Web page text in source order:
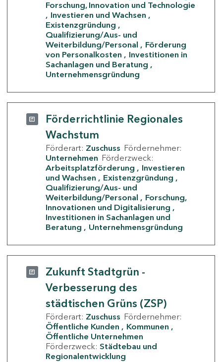
Forschung, Innovation und Technologie
Investieren und Wachsen
Existenzgründung
Qualifizierung/Aus- und
Weiterbildung/Personal
Förderung
von Personalkosten
Investitionen in
Sachanlagen und Beratung
Unternehmensgründung
Förderrichtlinie Regionales
Wachstum
Förderart: Zuschuss Fördernehmer:
Unternehmen Förderzweck:
Arbeitsplatzförderung
Investieren
und Wachsen
Existenzgründung
Qualifizierung/Aus- und
Weiterbildung/Personal
Forschung,
Innovationen und Digitalisierung
Investitionen in Sachanlagen und
Beratung
Unternehmensgründung
Zukunft Stadtgrün -
Verbesserung des
städtischen Grüns (ZSP)
Förderart: Zuschuss Fördernehmer:
Öffentliche Kunden
Kommunen
Öffentliche Unternehmen
Förderzweck: Städtebau und
Regionalentwicklung